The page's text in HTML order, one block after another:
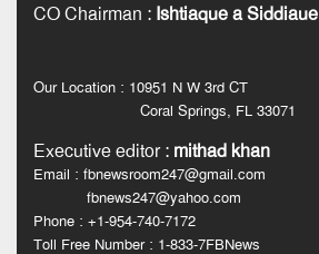
CO Chairman : Ishtiaque a Siddiaue
Our Location : 10951 N W 3rd CT
Coral Springs, FL 33071
Executive editor: mithad khan
Email : fbnewsroom247@gmail.com
fbnews247@yahoo.com
Phone : +1-954-740-7172
Toll Free Number : 1-833-7FBNews